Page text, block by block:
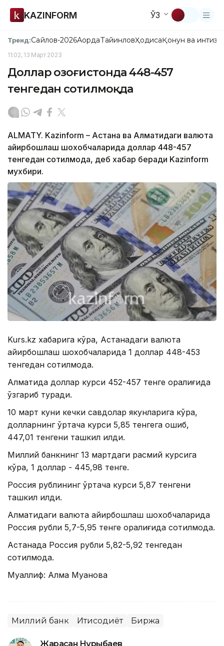
KAZINFORM ЎЗ
Тренд:Сайлов-2026АқордаТайинловҲодисаҚонун ва
11:02, 13 Март 2023
Доллар Қозоғистонда 448-457
тенгедан сотилмоқда
ALMATY. Kazinform – Астана ва Алматидаги валюта
айирбошлаш шохобчаларида доллар 448-457
тенгедан сотилмоқда, деб хабар беради Kazinform
мухбири.
Kurs.kz хабарига кўра, Астанадаги валюта
айирбошлаш шохобчаларида 1 доллар 448-453
тенгедан сотилмоқда.
Алматида доллар курси 452-457 тенге оралиғида
ўзгариб туради.
10 март куни кечки савдолар якунларига кўра,
долларнинг ўртача курси 5,85 тенгега ошиб,
447,01 тенгени ташкил қилди.
Миллий банкнинг 13 мартдаги расмий курсига
кўра, 1 доллар - 445,98 тенге.
Россия рублининг ўртача курси 5,87 тенгени
ташкил қилди.
Алматидаги валюта айирбошлаш шохобчаларида
Россия рубли 5,7-5,95 тенге оралиғида сотилмоқда.
Астанада Россия рубли 5,82-5,92 тенгедан
сотилмоқда.
Муаллиф: Алма Муқанова
Миллий банк Иқтисодиёт Биржа
Жарасқан Нұрыбаев